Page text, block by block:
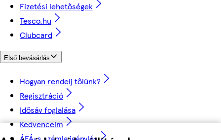
Fizetési lehetőségek
Tesco.hu
Clubcard
Első bevásárlás
Hogyan rendelj tőlünk?
Regisztráció
Idősáv foglalása
Kedvenceim